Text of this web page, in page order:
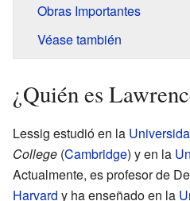
Obras Importantes
Véase también
¿Quién es
Lessig estudió en la
College (Cambridge) y en la
Actualmente, es profesor de
Harvard y ha enseñado en la